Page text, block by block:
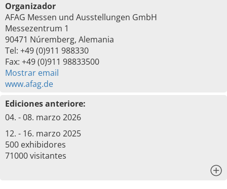
Organizador
AFAG Messen und Ausstellungen GmbH
Messezentrum 1
90471 Núremberg, Alemania
Tel: +49 (0)911 988330
Fax: +49 (0)911 98833500
Mostrar email
www.afag.de
Ediciones anteriore:
04. - 08. marzo 2026
12. - 16. marzo 2025
500 exhibidores
71000 visitantes